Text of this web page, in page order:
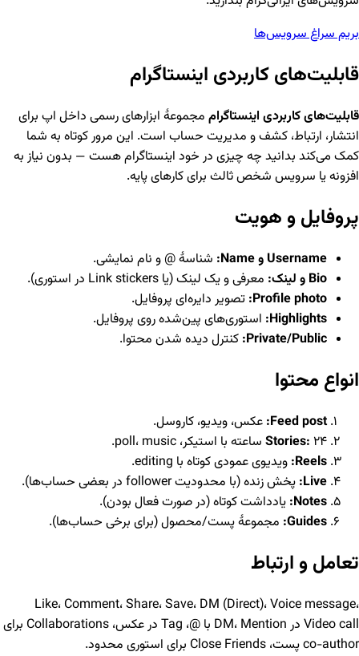
بریم سراغ سرویس‌ها
قابلیت‌های کاربردی اینستاگرام
قابلیت‌های کاربردی اینستاگرام مجموعهٔ ابزارهای رسمی داخل اپ برای
انتشار، ارتباط، کشف و مدیریت حساب است. این مرور کوتاه به شما
کمک می‌کند بدانید چه چیزی در خود اینستاگرام هست — بدون نیاز به
افزونه یا سرویس شخص ثالث برای کارهای پایه.
پروفایل و هویت
Username و Name:
شناسهٔ @ و نام نمایشی.
Bio و لینک:
معرفی و یک لینک (یا Link stickers در استوری).
Profile photo: تصویر دایره‌ای پروفایل.
Highlights: استوری‌های پین‌شده روی پروفایل.
Private/Public: کنترل دیده شدن محتوا.
انواع محتوا
Feed post: عکس، ویدیو، کاروسل.
Stories: ۲۴ ساعته با استیکر، poll، music.
Reels: ویدیوی عمودی کوتاه با editing.
Live: پخش زنده (با محدودیت follower در بعضی حساب‌ها).
Notes: یادداشت کوتاه (در صورت فعال بودن).
Guides: مجموعهٔ پست/محصول (برای برخی حساب‌ها).
تعامل و ارتباط
Like، Comment، Share، Save، DM (Direct)، Voice message،
Video call در DM، Mention با @، Tag در عکس، Collaborations برای
co-author پست، Close Friends برای استوری محدود.